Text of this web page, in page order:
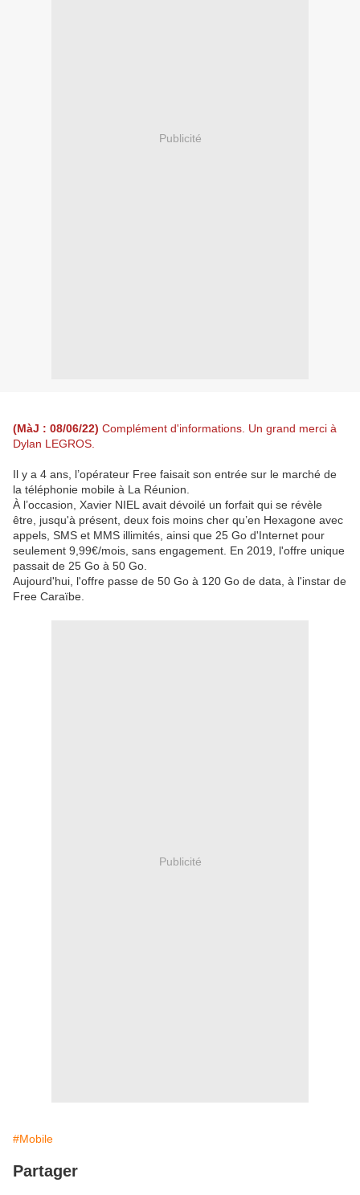
Publicité
(MàJ : 08/06/22) Complément d'informations. Un grand merci à
Dylan LEGROS.
Il y a 4 ans, l’opérateur Free faisait son entrée sur le marché de
la téléphonie mobile à La Réunion.
À l’occasion, Xavier NIEL avait dévoilé un forfait qui se révèle
être, jusqu'à présent, deux fois moins cher qu’en Hexagone avec
appels, SMS et MMS illimités, ainsi que 25 Go d'Internet pour
seulement 9,99€/mois, sans engagement. En 2019, l'offre unique
passait de 25 Go à 50 Go.
Aujourd'hui, l'offre passe de 50 Go à 120 Go de data, à l'instar de
Free Caraïbe.
Publicité
#Mobile
Partager